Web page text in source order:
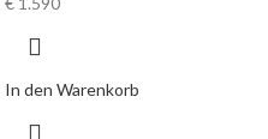
In den Warenkorb